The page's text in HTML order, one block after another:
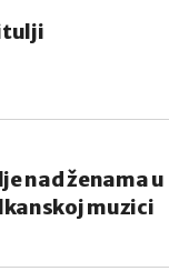
nad ženama u
muzici